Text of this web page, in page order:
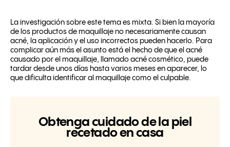
La investigación sobre este tema es mixta. Si bien la mayoría
de los productos de maquillaje no necesariamente causan
acné, la aplicación y el uso incorrectos pueden hacerlo. Para
complicar aún más el asunto está el hecho de que el acné
causado por el maquillaje, llamado acné cosmético, puede
tardar desde unos días hasta varios meses en aparecer, lo
que dificulta identificar al maquillaje como el culpable.
Obtenga cuidado de la piel
recetado en casa